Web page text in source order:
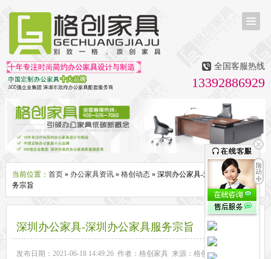
首页
茶台茶桌
多媒体会议室家具
办公屏风隔断系列
办公屏风卡位
高隔断墙 折叠屏风
组合职员台
办公桌系列
经理办公桌
会议桌
办公椅系列
休闲椅
老板大班椅 职员办公椅 会议椅
人体工学椅
办公沙发|茶几系列
文件柜系列
全国客服热线
13392886929
当前位置： 首页» 办公家具资讯» 格创动态» 深圳办公家具-深圳办公家具服
务宗旨
深圳办公家具-深圳办公家具服务宗旨
发布日期：2021-06-18 14:49:26 作者：格创家具 来源：格创家具 浏览次